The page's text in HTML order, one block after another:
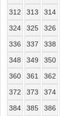
312
313 314
324
325 326
336
337 338
348
349 350
360
361 362
372
373 374
384
385 386